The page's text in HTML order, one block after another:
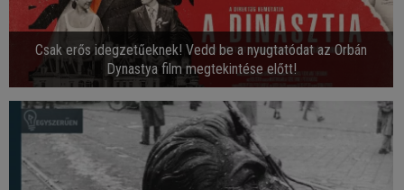
Csak erős idegzetűeknek! Vedd be a nyugtatódat az Orbán
Dynastya film megtekintése előtt!